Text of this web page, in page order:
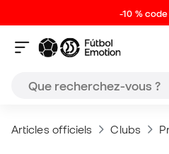
-10 % code
Articles officiels Clubs